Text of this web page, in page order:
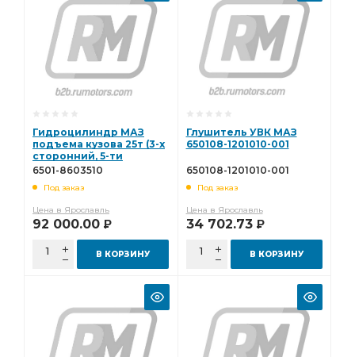
Гидроцилиндр МАЗ
подъема кузова 25т (3-х
сторонний, 5-ти
штоковый) АТЛАНТ
8603510
6501-8603510
Под заказ
Цена в Ярославль
92 000.00 Р
В КОРЗИНУ
Глушитель УВК МАЗ
650108-1201010-001
650108-1201010-001
Под заказ
Цена в Ярославль
34 702.73 Р
В КОРЗИНУ